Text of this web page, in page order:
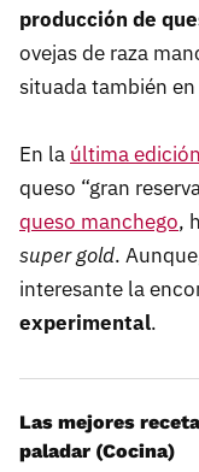
producción de
ovejas de raza
situada también
En la última
queso “gran
queso manchego,
super gold.
interesante la
experimental.
Las mejores
paladar (Cocina)